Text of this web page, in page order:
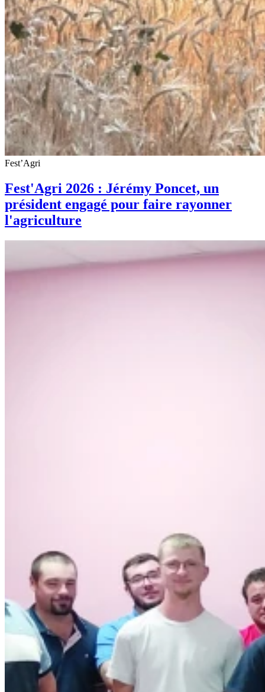
Fest’Agri
Fest'Agri 2026 : Jérémy Poncet, un
président engagé pour faire rayonner
l'agriculture